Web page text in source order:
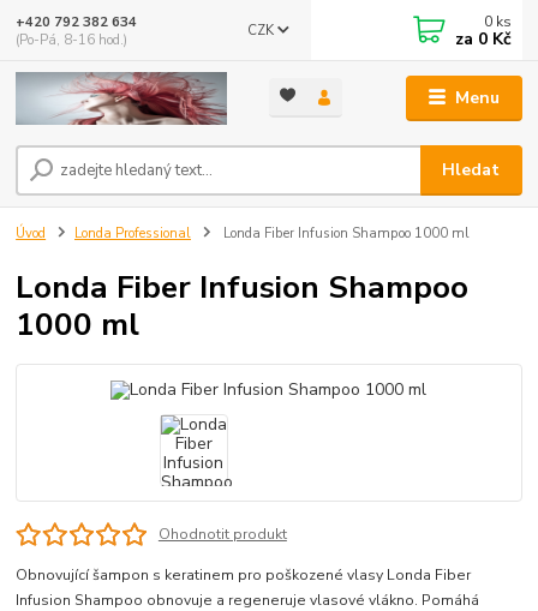
Menu
CZK
Hledat
+420 792 382 634
(Po-Pá, 8-16 hod.)
0 ks
za 0 Kč
Úvod Londa Professional Londa Fiber Infusion Shampoo 1000 ml
Londa Fiber Infusion Shampoo
1000 ml
Ohodnotit produkt
Obnovující šampon s keratinem pro poškozené vlasy Londa Fiber
Infusion Shampoo obnovuje a regeneruje vlasové vlákno. Pomáhá